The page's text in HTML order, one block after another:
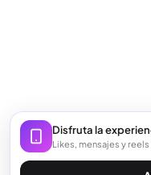
Disfruta la
Likes, mensajes y reels